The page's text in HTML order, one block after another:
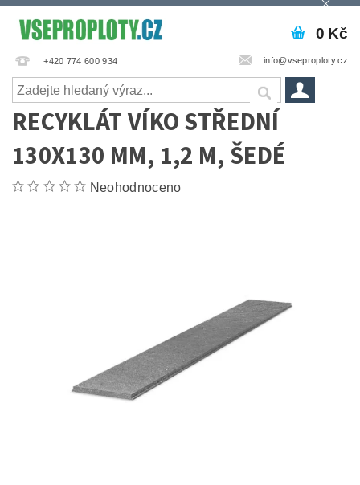
+420 774 600 934 info@vseproploty.cz
0 Kč
RECYKLÁT VÍKO STŘEDNÍ
130X130 MM, 1,2 M, ŠEDÉ
Neohodnoceno